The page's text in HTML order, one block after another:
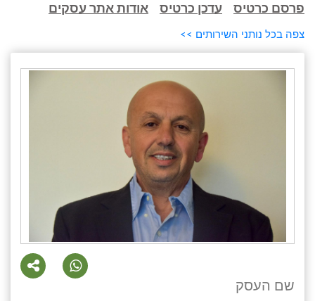
פרסם כרטיס עדכן כרטיס אודות אתר עסקים
צפה בכל נותני השירותים >>
שם העסק